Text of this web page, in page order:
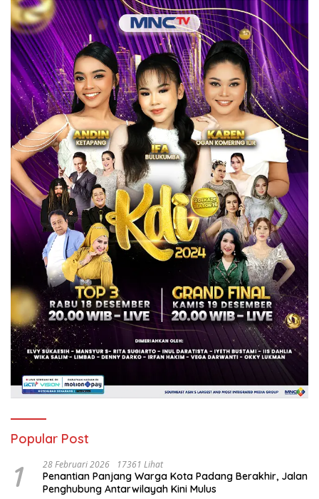
Popular Post
1 28 Februari 2026 17361 Lihat
Penantian Panjang Warga Kota Padang Berakhir, Jalan
Penghubung Antarwilayah Kini Mulus